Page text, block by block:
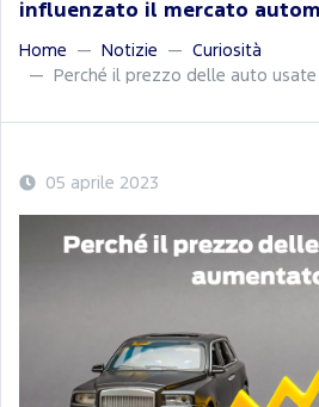
influenzato il mercato
Home Notizie
Curiosità
Perché il prezzo delle auto
05 aprile 2023